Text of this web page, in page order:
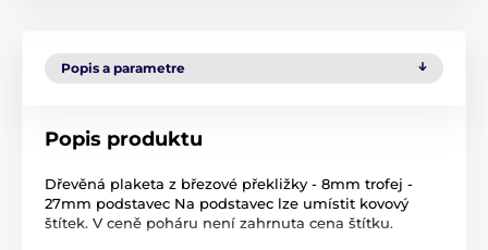
Popis a parametre
Popis produktu
Dřevěná plaketa z březové překližky - 8mm trofej -
27mm podstavec Na podstavec lze umístit kovový
štítek. V ceně poháru není zahrnuta cena štítku.